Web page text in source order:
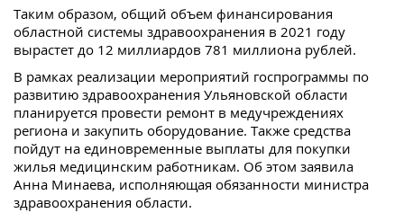
Таким образом, общий объем финансирования
областной системы здравоохранения в 2021 году
вырастет до 12 миллиардов 781 миллиона рублей.
В рамках реализации мероприятий госпрограммы по
развитию здравоохранения Ульяновской области
планируется провести ремонт в медучреждениях
региона и закупить оборудование. Также средства
пойдут на единовременные выплаты для покупки
жилья медицинским работникам. Об этом заявила
Анна Минаева, исполняющая обязанности министра
здравоохранения области.